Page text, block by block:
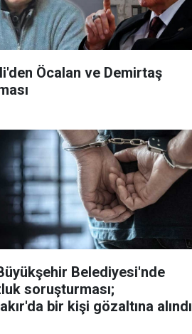
Öcalan ve Demirtaş
Belediyesi'nde
soruşturması;
bir kişi gözaltına alındı